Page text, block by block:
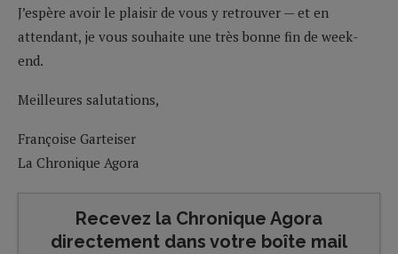
J’espère avoir le plaisir de vous y retrouver — et en
attendant, je vous souhaite une très bonne fin de week-
end.
Meilleures salutations,
Françoise Garteiser
La Chronique Agora
Recevez la Chronique Agora
directement dans votre boîte mail